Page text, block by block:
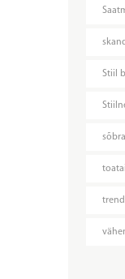
Stiil